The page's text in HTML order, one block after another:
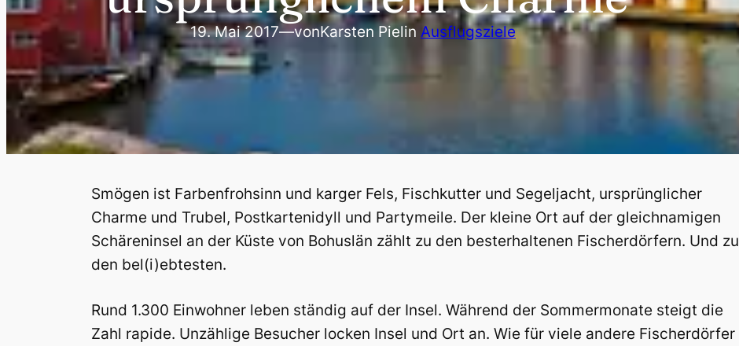
19. Mai 2017—vonKarsten Pielin Ausflugsziele
Smögen ist Farbenfrohsinn und karger Fels, Fischkutter und Segeljacht, ursprünglicher
Charme und Trubel, Postkartenidyll und Partymeile. Der kleine Ort auf der gleichnamigen
Schäreninsel an der Küste von Bohuslän zählt zu den besterhaltenen Fischerdörfern. Und zu
den bel(i)ebtesten.
Rund 1.300 Einwohner leben ständig auf der Insel. Während der Sommermonate steigt die
Zahl rapide. Unzählige Besucher locken Insel und Ort an. Wie für viele andere Fischerdörfer